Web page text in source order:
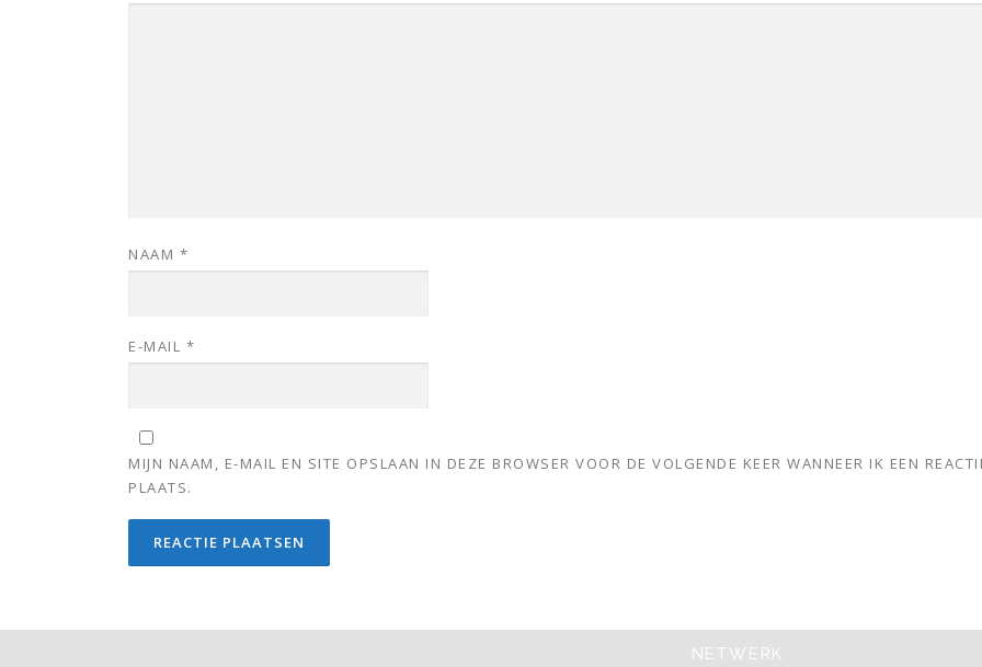
NAAM *
E-MAIL *
MIJN NAAM, E-MAIL EN SITE OPSLAAN IN DEZE BROWSER VOOR DE VOLGENDE KEER WANNEER IK EEN
PLAATS.
NETWERK